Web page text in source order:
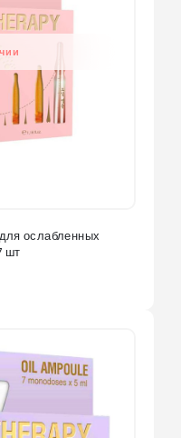
ослабленных
шт